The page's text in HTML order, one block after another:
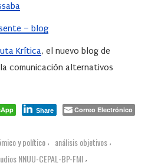
– blog
Krítica, el nuevo blog de
comunicación alternativos
Share Correo Electrónico
y político , análisis objetivos ,
NNUU-CEPAL-BP-FMI ,